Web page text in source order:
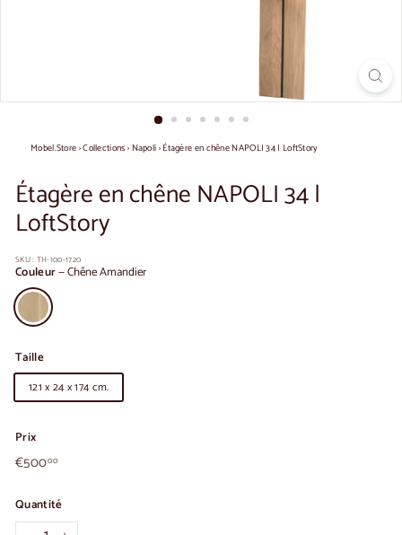
Mobel.Store›Collections› Napoli›Étagère en chêne NAPOLI 34 | LoftStory
Étagère en chêne NAPOLI 34 |
LoftStory
SKU : TH-100-1720
Couleur—Chêne Amandier
Taille
121 x 24 x 174 cm.
Prix
Prix
habituel
€50000€500,00
Quantité